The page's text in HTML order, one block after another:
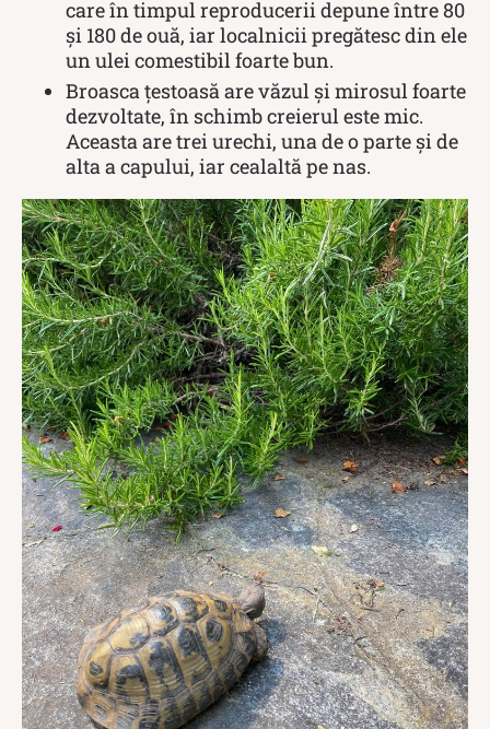
care în timpul reproducerii depune între 80
și 180 de ouă, iar localnicii pregătesc din ele
un ulei comestibil foarte bun.
Broasca țestoasă are văzul și mirosul foarte
dezvoltate, în schimb creierul este mic.
Aceasta are trei urechi, una de o parte și de
alta a capului, iar cealaltă pe nas.